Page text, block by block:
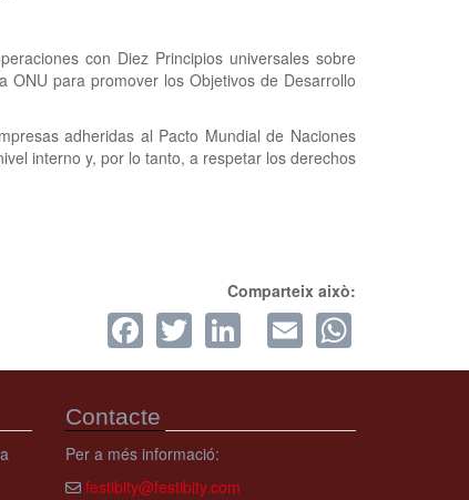
con Diez Principios universales sobre
para promover los Objetivos de Desarrollo
adheridas al Pacto Mundial de Naciones
interno y, por lo tanto, a respetar los derechos
Comparteix això:
Facebook
TwitterLinkedIn
Email
Contacte
Per a més informació:
festibity@festibity.com